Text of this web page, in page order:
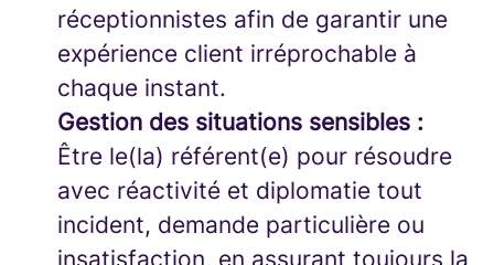
réceptionnistes afin de garantir une
expérience client irréprochable à
chaque instant.
Gestion des situations sensibles :
Être le(la) référent(e) pour résoudre
avec réactivité et diplomatie tout
incident, demande particulière ou
insatisfaction, en assurant toujours la